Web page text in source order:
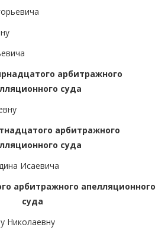
арбитражного
суда
арбитражного
суда
Исаевича
арбитражного апелляционного
суда
Николаевну